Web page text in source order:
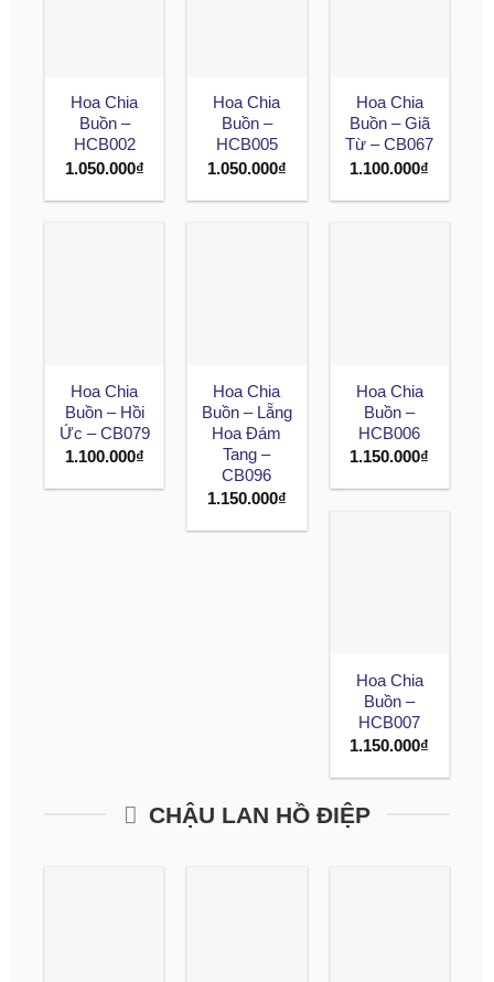
Hoa Chia
Buồn –
HCB002
1.050.000₫
Hoa Chia
Buồn –
HCB005
1.050.000₫
Hoa Chia
Buồn – Giã
Từ – CB067
1.100.000₫
Hoa Chia
Buồn – Hồi
Ức – CB079
1.100.000₫
Hoa Chia
Buồn – Lẵng
Hoa Đám
Tang –
CB096
1.150.000₫
Hoa Chia
Buồn –
HCB006
1.150.000₫
Hoa Chia
Buồn –
HCB007
1.150.000₫
CHẬU LAN HỒ ĐIỆP